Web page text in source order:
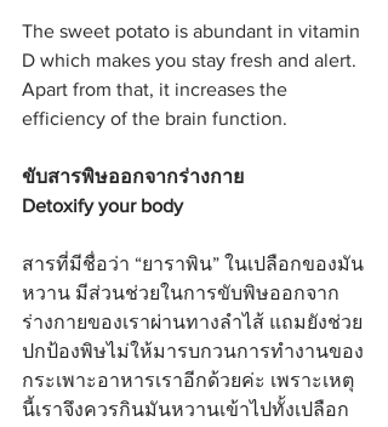
The sweet potato is abundant in vitamin
D which makes you stay fresh and alert.
Apart from that, it increases the
efficiency of the brain function.
ขับสารพิษออกจากร่างกาย
Detoxify your body
สารที่มีชื่อว่า “ยาราพิน” ในเปลือกของมัน
หวาน มีส่วนช่วยในการขับพิษออกจาก
ร่างกายของเราผ่านทางลำไส้ แถมยังช่วย
ปกป้องพิษไม่ให้มารบกวนการทำงานของ
กระเพาะอาหารเราอีกด้วยค่ะ เพราะเหตุ
นี้เราจึงควรกินมันหวานเข้าไปทั้งเปลือก